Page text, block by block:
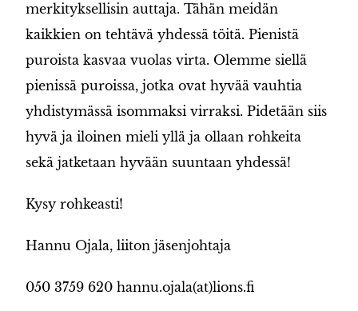
merkityksellisin auttaja. Tähän meidän
kaikkien on tehtävä yhdessä töitä. Pienistä
puroista kasvaa vuolas virta. Olemme siellä
pienissä puroissa, jotka ovat hyvää vauhtia
yhdistymässä isommaksi virraksi. Pidetään siis
hyvä ja iloinen mieli yllä ja ollaan rohkeita
sekä jatketaan hyvään suuntaan yhdessä!
Kysy rohkeasti!
Hannu Ojala, liiton jäsenjohtaja
050 3759 620 hannu.ojala(at)lions.fi